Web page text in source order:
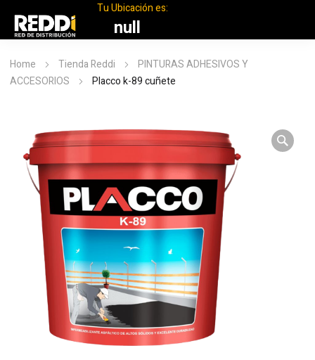
Tu Ubicación es:
null
Home Tienda Reddi
PINTURAS ADHESIVOS Y
ACCESORIOS
Placco k-89 cuñete